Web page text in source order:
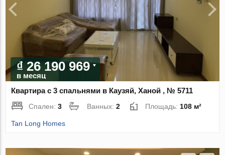
₫ 26 190 969
в месяц
Квартира с 3 спальнями в Каузяй, Ханой , № 5711
Спален:3 Ванных:2 Площадь: 108 м²
Tan Long Homes